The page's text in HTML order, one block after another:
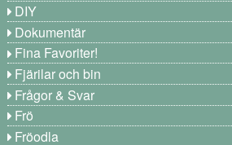
DIY
Dokumentär
Fina Favoriter!
Fjärilar och bin
Frågor & Svar
Frö
Fröodla